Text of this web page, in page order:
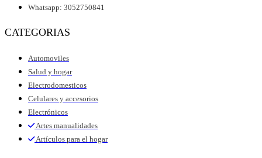
Whatsapp: 3052750841
CATEGORIAS
Automoviles
Salud y hogar
Electrodomesticos
Celulares y accesorios
Electrónicos
Artes manualidades
Artículos para el hogar